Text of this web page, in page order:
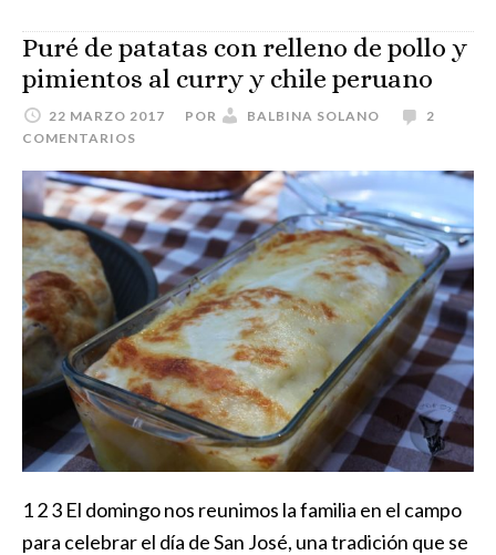
Puré de patatas con relleno de pollo y
pimientos al curry y chile peruano
22 MARZO 2017 POR BALBINA SOLANO
2
COMENTARIOS
1 2 3 El domingo nos reunimos la familia en el campo
para celebrar el día de San José, una tradición que se